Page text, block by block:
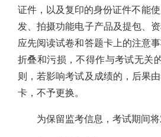
证件，以及复印的身份证件不能
发、拍摄功能电子产品及提包、
应先阅读试卷和答题卡上的注意
折叠和污损，不得作与考试无关
则，若影响考试及成绩的，后果
卡，不予更换。
为保留监考信息，考试期间将